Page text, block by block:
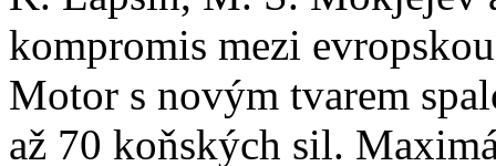
kompromis mezi
Motor s novým tvarem
až 70 koňských sil.